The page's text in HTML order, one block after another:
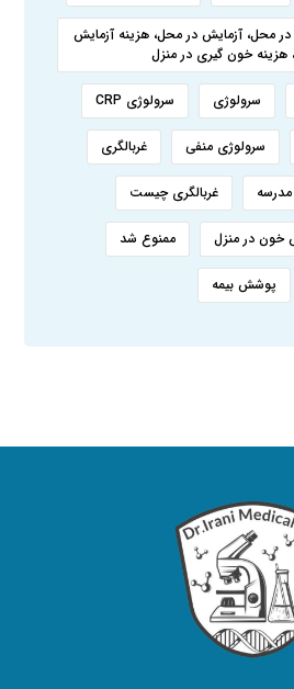
محل، آزمایش در محل، هزینه آزمایش
هزینه خون گیری در منزل
سرولوژی سرولوژی CRP
سرولوژی منفی غربالگری
مدرسه غربالگری چیست
خون در منزل ممنوع شد
پوشش بیمه